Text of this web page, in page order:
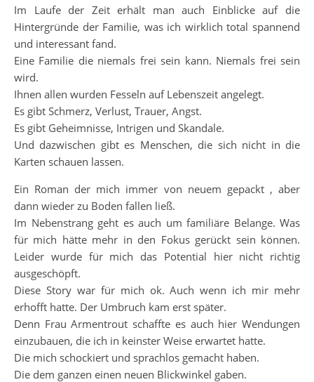
Im Laufe der Zeit erhält man auch Einblicke auf die
Hintergründe der Familie, was ich wirklich total spannend
und interessant fand.
Eine Familie die niemals frei sein kann. Niemals frei sein
wird.
Ihnen allen wurden Fesseln auf Lebenszeit angelegt.
Es gibt Schmerz, Verlust, Trauer, Angst.
Es gibt Geheimnisse, Intrigen und Skandale.
Und dazwischen gibt es Menschen, die sich nicht in die
Karten schauen lassen.
Ein Roman der mich immer von neuem gepackt , aber
dann wieder zu Boden fallen ließ.
Im Nebenstrang geht es auch um familiäre Belange. Was
für mich hätte mehr in den Fokus gerückt sein können.
Leider wurde für mich das Potential hier nicht richtig
ausgeschöpft.
Diese Story war für mich ok. Auch wenn ich mir mehr
erhofft hatte. Der Umbruch kam erst später.
Denn Frau Armentrout schaffte es auch hier Wendungen
einzubauen, die ich in keinster Weise erwartet hatte.
Die mich schockiert und sprachlos gemacht haben.
Die dem ganzen einen neuen Blickwinkel gaben.